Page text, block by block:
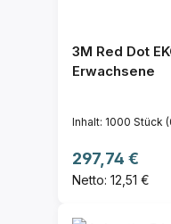
3M Red Dot
Erwachsene
Inhalt: 1000 Stück
Regulärer
297,74 €
Netto: 12,51 €